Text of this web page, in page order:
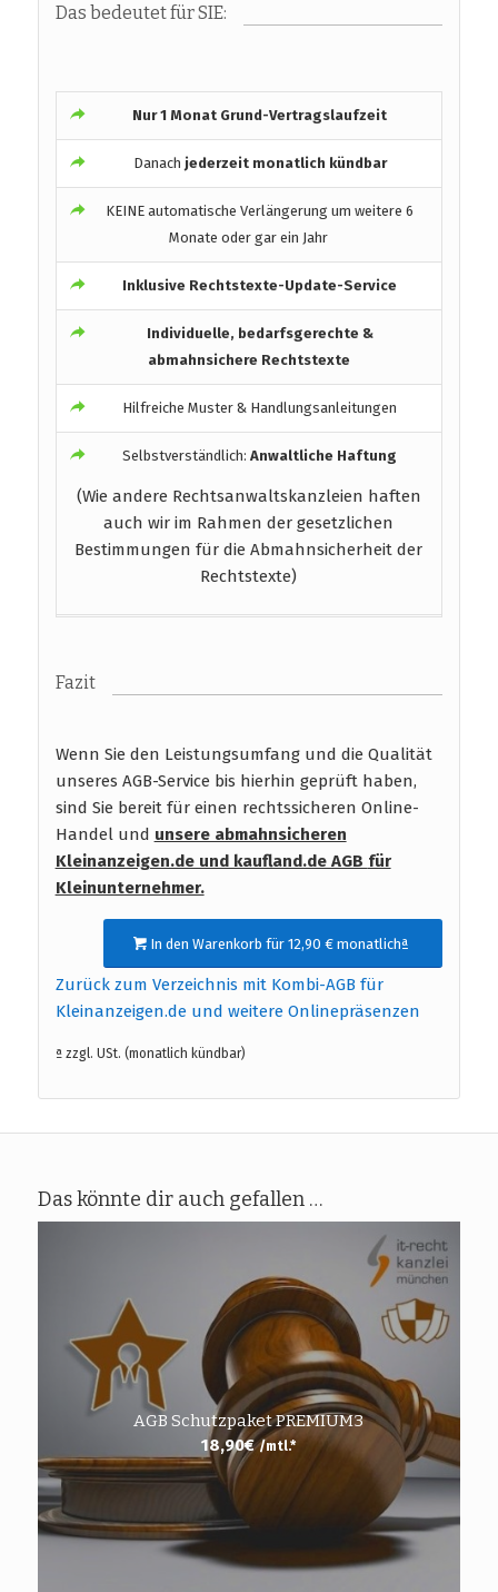
Das bedeutet für SIE:
Nur 1 Monat Grund-Vertragslaufzeit
Danach jederzeit monatlich kündbar
KEINE automatische Verlängerung um weitere 6
Monate oder gar ein Jahr
Inklusive Rechtstexte-Update-Service
Individuelle, bedarfsgerechte &
abmahnsichere Rechtstexte
Hilfreiche Muster & Handlungsanleitungen
Selbstverständlich:Anwaltliche Haftung
(Wie andere Rechtsanwaltskanzleien haften
auch wir im Rahmen der gesetzlichen
Bestimmungen für die Abmahnsicherheit der
Rechtstexte)
Fazit
Wenn Sie den Leistungsumfang und die Qualität
unseres AGB-Service bis hierhin geprüft haben,
sind Sie bereit für einen rechtssicheren Online-
Handel und unsere abmahnsicheren
Kleinanzeigen.de und kaufland.de AGB für
Kleinunternehmer.
In den Warenkorb für 12,90 € monatlichª
Zurück zum Verzeichnis mit Kombi-AGB für
Kleinanzeigen.de und weitere Onlinepräsenzen
ª zzgl. USt. (monatlich kündbar)
Das könnte dir auch gefallen …
AGB Schutzpaket PREMIUM3
18,90€ /mtl.*